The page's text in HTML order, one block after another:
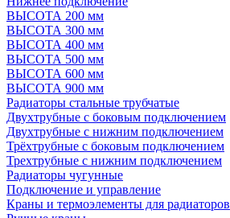
ВЫСОТА 200 мм
ВЫСОТА 300 мм
ВЫСОТА 400 мм
ВЫСОТА 500 мм
ВЫСОТА 600 мм
ВЫСОТА 900 мм
Радиаторы стальные трубчатые
Двухтрубные с боковым подключением
Двухтрубные с нижним подключением
Трёхтрубные с боковым подключением
Трехтрубные с нижним подключением
Радиаторы чугунные
Подключение и управление
Краны и термоэлементы для радиаторов